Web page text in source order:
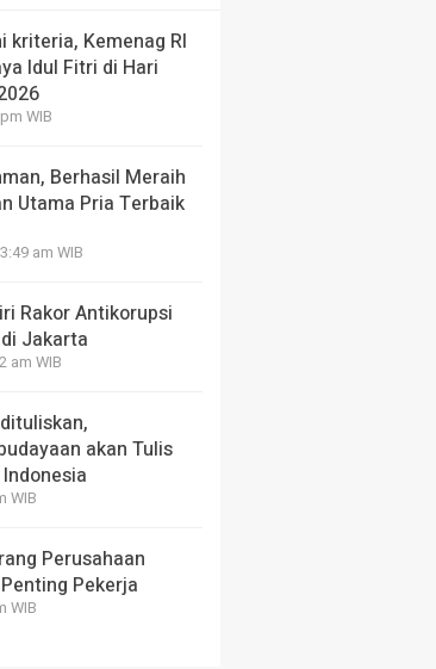
kriteria, Kemenag RI
Idul Fitri di Hari
WIB
Berhasil Meraih
Utama Pria Terbaik
am WIB
Rakor Antikorupsi
Jakarta
am WIB
akan Tulis
WIB
Perusahaan
Pekerja
WIB